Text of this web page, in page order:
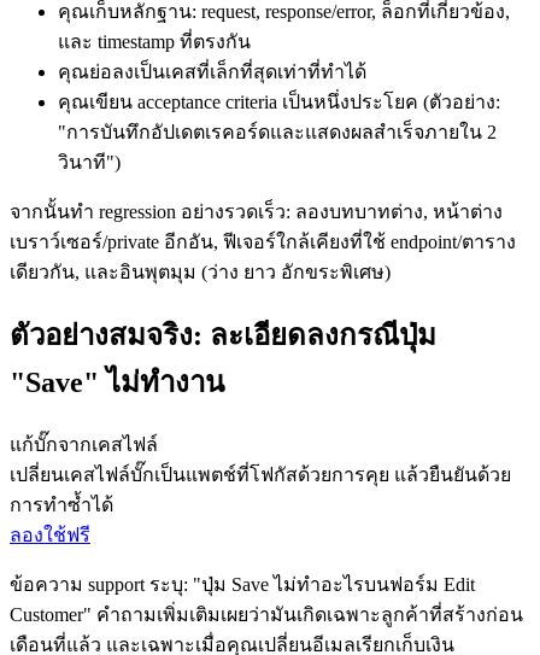
คุณเก็บหลักฐาน: request, response/error, ล็อกที่เกี่ยวข้อง,
และ timestamp ที่ตรงกัน
คุณย่อลงเป็นเคสที่เล็กที่สุดเท่าที่ทำได้
คุณเขียน acceptance criteria เป็นหนึ่งประโยค (ตัวอย่าง:
"การบันทึกอัปเดตเรคอร์ดและแสดงผลสำเร็จภายใน 2
วินาที")
จากนั้นทำ regression อย่างรวดเร็ว: ลองบทบาทต่าง, หน้าต่าง
เบราว์เซอร์/private อีกอัน, ฟีเจอร์ใกล้เคียงที่ใช้ endpoint/ตาราง
เดียวกัน, และอินพุตมุม (ว่าง ยาว อักขระพิเศษ)
ตัวอย่างสมจริง: ละเอียดลงกรณีปุ่ม
"Save" ไม่ทำงาน
แก้บั๊กจากเคสไฟล์
เปลี่ยนเคสไฟล์บั๊กเป็นแพตช์ที่โฟกัสด้วยการคุย แล้วยืนยันด้วย
การทำซ้ำได้
ลองใช้ฟรี
ข้อความ support ระบุ: "ปุ่ม Save ไม่ทำอะไรบนฟอร์ม Edit
Customer" คำถามเพิ่มเติมเผยว่ามันเกิดเฉพาะลูกค้าที่สร้างก่อน
เดือนที่แล้ว และเฉพาะเมื่อคุณเปลี่ยนอีเมลเรียกเก็บเงิน